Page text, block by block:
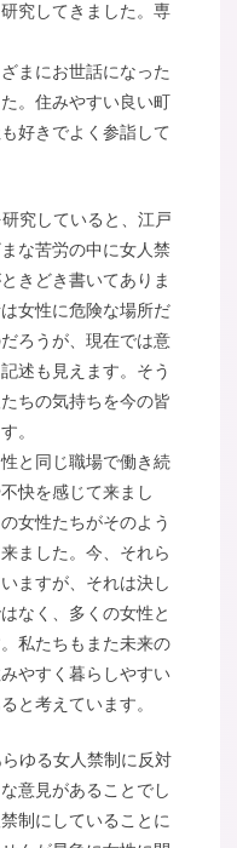
究してきました。専
まにお世話になった
。住みやすい良い町
好きでよく参詣して
究していると、江戸
な苦労の中に女人禁
きどき書いてありま
女性に危険な場所だ
ろうが、現在では意
述も見えます。そう
ちの気持ちを今の皆
。
と同じ職場で働き続
快を感じて来まし
女性たちがそのよう
ました。今、それら
ますが、それは決し
なく、多くの女性と
私たちもまた未来の
やすく暮らしやすい
と考えています。
ゆる女人禁制に反対
意見があることでし
制にしていることに